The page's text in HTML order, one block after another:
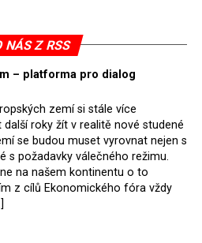
z důvodu uzavření dohody
o odstranění příčin sporu o
tribunálu. Celkem si
evropských fondů odečíst
a 45 milionů eur
republice – ale jak důl,
Už tehdy zástupci
koalice, jako
(PO) Rafał
NÁS Z RSS
– platforma pro dialog
zemí si stále více
roky žít v realitě nové studené
se budou muset vyrovnat nejen s
s požadavky válečného režimu.
na našem kontinentu o to
z cílů Ekonomického fóra vždy